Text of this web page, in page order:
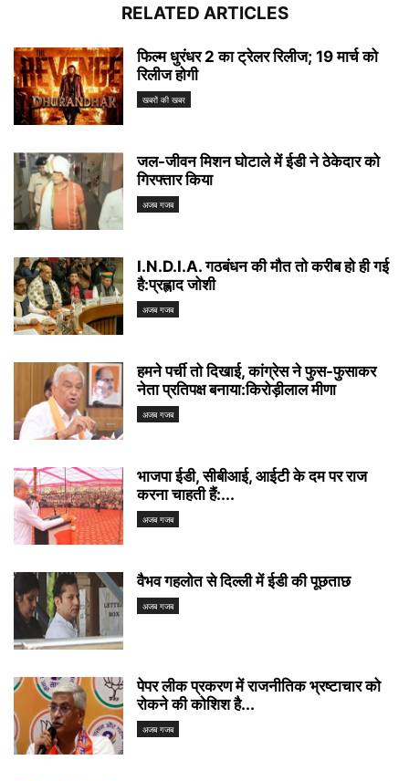
RELATED ARTICLES
फिल्म धुरंधर 2 का ट्रेलर रिलीज; 19 मार्च को
रिलीज होगी
खबरों की खबर
जल-जीवन मिशन घोटाले में ईडी ने ठेकेदार को
गिरफ्तार किया
अजब गजब
I.N.D.I.A. गठबंधन की मौत तो करीब हो ही गई
है:प्रह्लाद जोशी
अजब गजब
हमने पर्ची तो दिखाई, कांग्रेस ने फुस-फुसाकर
नेता प्रतिपक्ष बनाया:किरोड़ीलाल मीणा
अजब गजब
भाजपा ईडी, सीबीआई, आईटी के दम पर राज
करना चाहती हैं:...
अजब गजब
वैभव गहलोत से दिल्ली में ईडी की पूछताछ
अजब गजब
पेपर लीक प्रकरण में राजनीतिक भ्रष्टाचार को
रोकने की कोशिश है...
अजब गजब